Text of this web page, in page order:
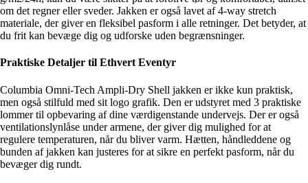
om det regner eller sveder. Jakken er også lavet af 4-way stretch
materiale, der giver en fleksibel pasform i alle retninger. Det betyder, at
du frit kan bevæge dig og udforske uden begrænsninger.
Praktiske Detaljer til Ethvert Eventyr
Columbia Omni-Tech Ampli-Dry Shell jakken er ikke kun praktisk,
men også stilfuld med sit logo grafik. Den er udstyret med 3 praktiske
lommer til opbevaring af dine værdigenstande undervejs. Der er også
ventilationslynlåse under armene, der giver dig mulighed for at
regulere temperaturen, når du bliver varm. Hætten, håndleddene og
bunden af jakken kan justeres for at sikre en perfekt pasform, når du
bevæger dig rundt.